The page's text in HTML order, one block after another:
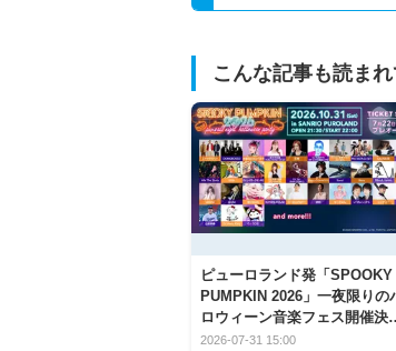
こんな記事も読ま
ピューロランド発「SPOOKY
PUMPKIN 2026」一夜限りの
ロウィーン音楽フェス開催決
定！
2026-07-31 15:00